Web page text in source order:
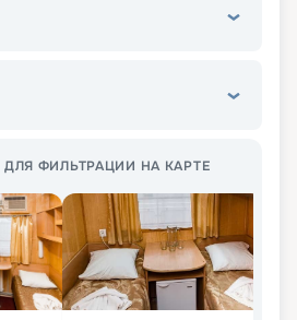
ФИЛЬТРАЦИИ НА КАРТЕ